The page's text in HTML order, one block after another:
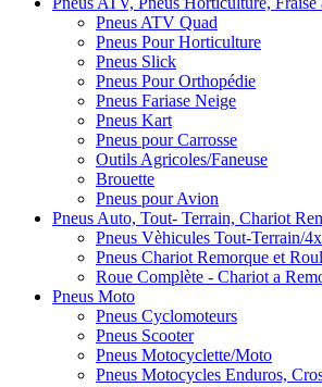
Pneus ATV Quad
Pneus Pour Horticulture
Pneus Slick
Pneus Pour Orthopédie
Pneus Fariase Neige
Pneus Kart
Pneus pour Carrosse
Outils Agricoles/Faneuse
Brouette
Pneus pour Avion
Pneus Auto, Tout- Terrain, Chariot
Pneus Vèhicules Tout-Terrain/
Pneus Chariot Remorque et
Roue Complète - Chariot a
Pneus Moto
Pneus Cyclomoteurs
Pneus Scooter
Pneus Motocyclette/Moto
Pneus Motocycles Enduros,